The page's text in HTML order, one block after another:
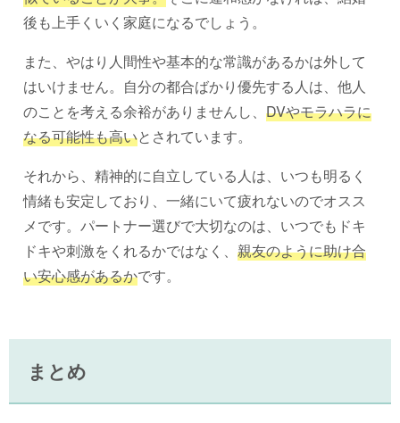
後も上手くいく家庭になるでしょう。
また、やはり人間性や基本的な常識があるかは外して
はいけません。自分の都合ばかり優先する人は、他人
のことを考える余裕がありませんし、 DVやモラハラに
なる可能性も高いとされています。
それから、精神的に自立している人は、いつも明るく
情緒も安定しており、一緒にいて疲れないのでオスス
メです。パートナー選びで大切なのは、いつでもドキ
ドキや刺激をくれるかではなく、 親友のように助け合
い安心感があるかです。
まとめ